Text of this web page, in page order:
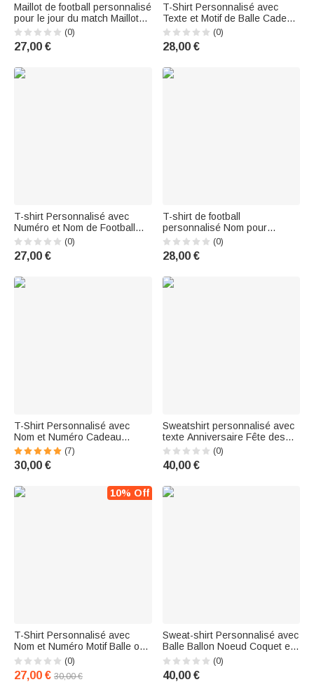
Maillot de football personnalisé
pour le jour du match Maillot
de sport personnalisé Maillot
de football Basket-ball Base-
ball
(0)
27,00 €
T-Shirt Personnalisé avec
Texte et Motif de Balle Cadeau
Anniversaire Fête pour Maman
(0)
28,00 €
T-shirt Personnalisé avec
Numéro et Nom de Football
Baseball Rugby Volley-ball
Cadeau d'Anniversaire pour
Femme Amoureux de Sport
(0)
27,00 €
T-shirt de football
personnalisé Nom pour
homme Cadeau
(0)
28,00 €
T-Shirt Personnalisé avec
Nom et Numéro Cadeau
Anniversaire Fête pour Maman
Amatrice de Sport avec Ballon
(7)
30,00 €
Sweatshirt personnalisé avec
texte Anniversaire Fête des
mères Cadeau pour maman
(0)
40,00 €
10% Off
T-Shirt Personnalisé avec
Nom et Numéro Motif Balle ou
Ballon à Paillettes Cadeau
pour Équipe Amateur de Sport
(0)
27,00 € 30,00 €
Sweat-shirt Personnalisé avec
Balle Ballon Noeud Coquet et
Nom Cadeau Anniversaire
pour Femme
(0)
40,00 €